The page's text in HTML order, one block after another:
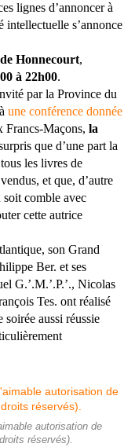
lignes d’annoncer à
intellectuelle s’annonce
Honnecourt,
à 22h00.
par la Province du
une conférence donnée
Francs-Maçons, la
que d’une part la
les livres de
et que, d’autre
soit comble avec
cette autrice
son Grand
Ber. et ses
G.’.M.’.P.’., Nicolas
Tes. ont réalisé
aussi réussie
autorisation de
réservés).